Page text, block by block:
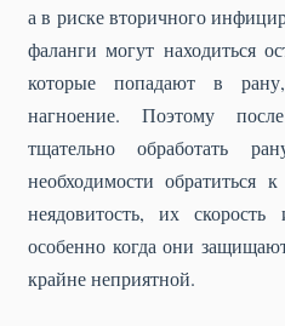
а в риске вторичного
фаланги могут находиться
которые попадают в
нагноение. Поэтому
тщательно обработать
необходимости обратиться
неядовитость, их скорость
особенно когда они
крайне неприятной.